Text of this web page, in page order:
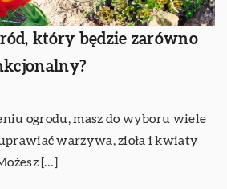
który będzie zarówno
ogrodu, masz do wyboru wiele
warzywa, zioła i kwiaty
[…]